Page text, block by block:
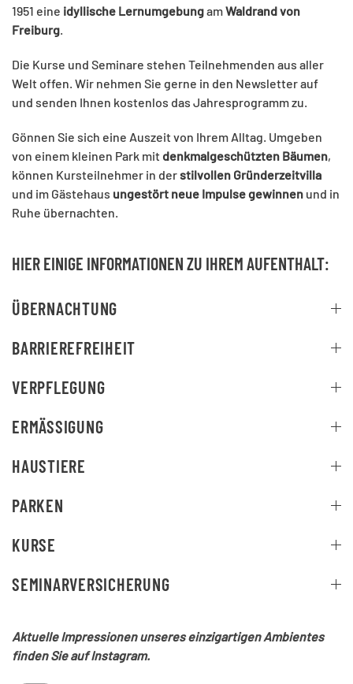
1951 eine idyllische LernumgebungamWaldrand von
Freiburg.
Die Kurse und Seminare stehen Teilnehmenden aus aller
Welt offen. Wir nehmen Sie gerne in den Newsletter auf
und senden Ihnen kostenlos das Jahresprogramm zu.
Gönnen Sie sich eine Auszeit von Ihrem Alltag. Umgeben
von einem kleinen Park mit denkmalgeschützten Bäumen,
können Kursteilnehmer in derstilvollen Gründerzeitvilla
und im Gästehaus ungestört neue Impulse gewinnen und in
Ruhe übernachten.
HIER EINIGE INFORMATIONEN ZU IHREM AUFENTHALT:
ÜBERNACHTUNG
BARRIEREFREIHEIT
VERPFLEGUNG
ERMÄSSIGUNG
HAUSTIERE
PARKEN
KURSE
SEMINARVERSICHERUNG
Aktuelle Impressionen unseres einzigartigen Ambientes
finden Sie auf Instagram.